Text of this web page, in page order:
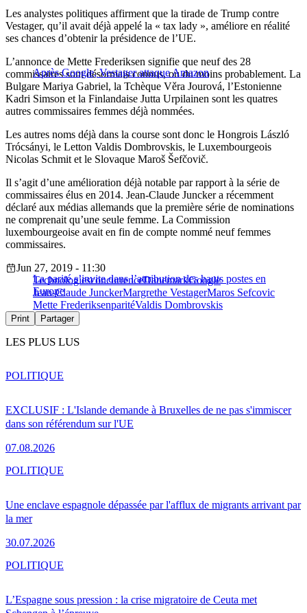
Les analystes politiques affirment que la tirade de Trump contre
Vestager, qu’il avait déjà appelé la « tax lady », améliore en réalité
ses chances d’obtenir la présidence de l’UE.
Après Google, Vestager attaque Amazon
L’annonce de Mette Frederiksen signifie que neuf des 28
commissaires sont désormais connus, ou du moins probablement. La
Bulgare Mariya Gabriel, la Tchèque Věra Jourová, l’Estonienne
Kadri Simson et la Finlandaise Jutta Urpilainen sont les quatres
autres commissaires femmes déjà nommées.
Les autres noms déjà dans la course sont donc le Hongrois László
Trócsányi, le Letton Valdis Dombrovskis, le Luxembourgeois
Nicolas Schmit et le Slovaque Maroš Šefčovič.
Il s’agit d’une amélioration déjà notable par rapport à la série de
commissaires élus en 2014. Jean-Claude Juncker a récemment
déclaré aux médias allemands que la première série de nominations
ne comprenait qu’une seule femme. La Commission
luxembourgeoise avait en fin de compte nommé neuf femmes
commissaires.
La parité s’invite dans l’attribution des hauts postes en
Europe
Jun 27, 2019 - 11:30
TechnologiesconcurrenceDanemarkGoogle
Jean-Claude JunckerMargrethe VestagerMaros Sefcovic
Mette FrederiksenparitéValdis Dombrovskis
Print Partager
LES PLUS LUS
EXCLUSIF : L'Islande demande à Bruxelles de ne pas s'immiscer
dans son référendum sur l'UE
07.08.2026
POLITIQUE
Une enclave espagnole dépassée par l'afflux de migrants arrivant par
la mer
30.07.2026
POLITIQUE
L’Espagne sous pression : la crise migratoire de Ceuta met
POLITIQUE